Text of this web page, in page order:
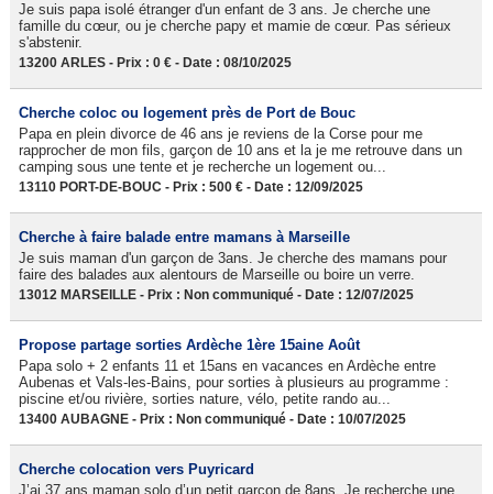
Je suis papa isolé étranger d'un enfant de 3 ans. Je cherche une
famille du cœur, ou je cherche papy et mamie de cœur. Pas sérieux
s'abstenir.
13200 ARLES - Prix : 0 € - Date : 08/10/2025
Cherche coloc ou logement près de Port de Bouc
Papa en plein divorce de 46 ans je reviens de la Corse pour me
rapprocher de mon fils, garçon de 10 ans et la je me retrouve dans un
camping sous une tente et je recherche un logement ou...
13110 PORT-DE-BOUC - Prix : 500 € - Date : 12/09/2025
Cherche à faire balade entre mamans à Marseille
Je suis maman d'un garçon de 3ans. Je cherche des mamans pour
faire des balades aux alentours de Marseille ou boire un verre.
13012 MARSEILLE - Prix : Non communiqué - Date : 12/07/2025
Propose partage sorties Ardèche 1ère 15aine Août
Papa solo + 2 enfants 11 et 15ans en vacances en Ardèche entre
Aubenas et Vals-les-Bains, pour sorties à plusieurs au programme :
piscine et/ou rivière, sorties nature, vélo, petite rando au...
13400 AUBAGNE - Prix : Non communiqué - Date : 10/07/2025
Cherche colocation vers Puyricard
J’ai 37 ans maman solo d’un petit garçon de 8ans. Je recherche une